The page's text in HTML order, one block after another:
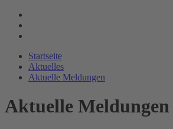
Startseite
Aktuelles
Aktuelle Meldungen
Aktuelle Meldungen